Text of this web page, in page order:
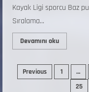
Kayak Ligi sporcu Baz
Sıralama...
Devamını oku
Previous 1 …
25